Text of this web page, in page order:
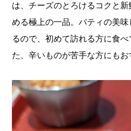
は、チーズのとろけるコクと
める極上の一品。パティの美
るので、初めて訪れる方に食
た、辛いものが苦手な方にもお